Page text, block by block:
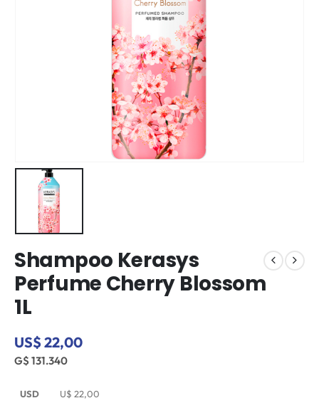
Shampoo Kerasys
Perfume Cherry Blossom
1L
US$ 22,00
G$ 131.340
USD U$ 22,00